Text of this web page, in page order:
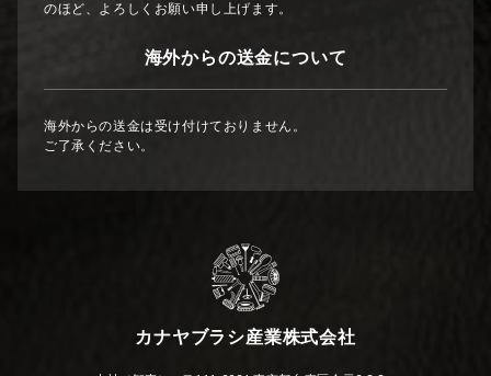
のほど、よろしくお願い申し上げます。
海外からの送金について
海外からの送金は受け付けておりません。
ご了承ください。
カナヤブラシ産業株式会社